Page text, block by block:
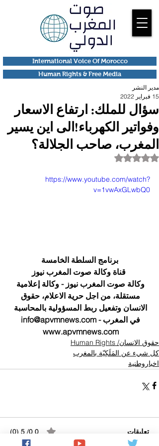
Human Rights & Free Media
International Voice Of Morocco
سؤال للملك: ارتفاع الاسعار
وفواتير الكهرباء!الى اين يسير
المغرب، صاحب الجلالة؟
مدير النشر
15 فبراير 2022
تم التقييم بـ ليس رقمًا من أصل 5 نجوم.
https://www.youtube.com/watch?
v=1vwAxGLwbQ0
برنامج السلطة الخامسة
  قناة وكالة صوت المغرب نيوز
وكالة صوت المغرب نيوز - وكالة إعلامية
مستقلة، من اجل حرية الاعلام، حقوق
الانسان وتفعيل ربط المسؤولية بالمحاسبة
في المغرب - info@apvmnews.com
www.apvmnews.com
حقوق الانسان/ Human Rights
كل شيء عن المَلَكِيّة بالمغرب
اخباروطنية
تعليقات 0.0/ 5 (0)